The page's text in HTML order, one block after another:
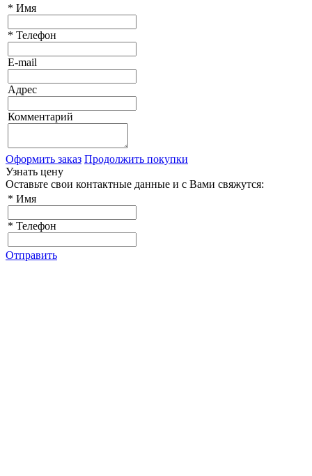
* Имя
* Телефон
E-mail
Адрес
Комментарий
Оформить заказ Продолжить покупки
Узнать цену
Оставьте свои контактные данные и с Вами свяжутся:
* Имя
* Телефон
Отправить